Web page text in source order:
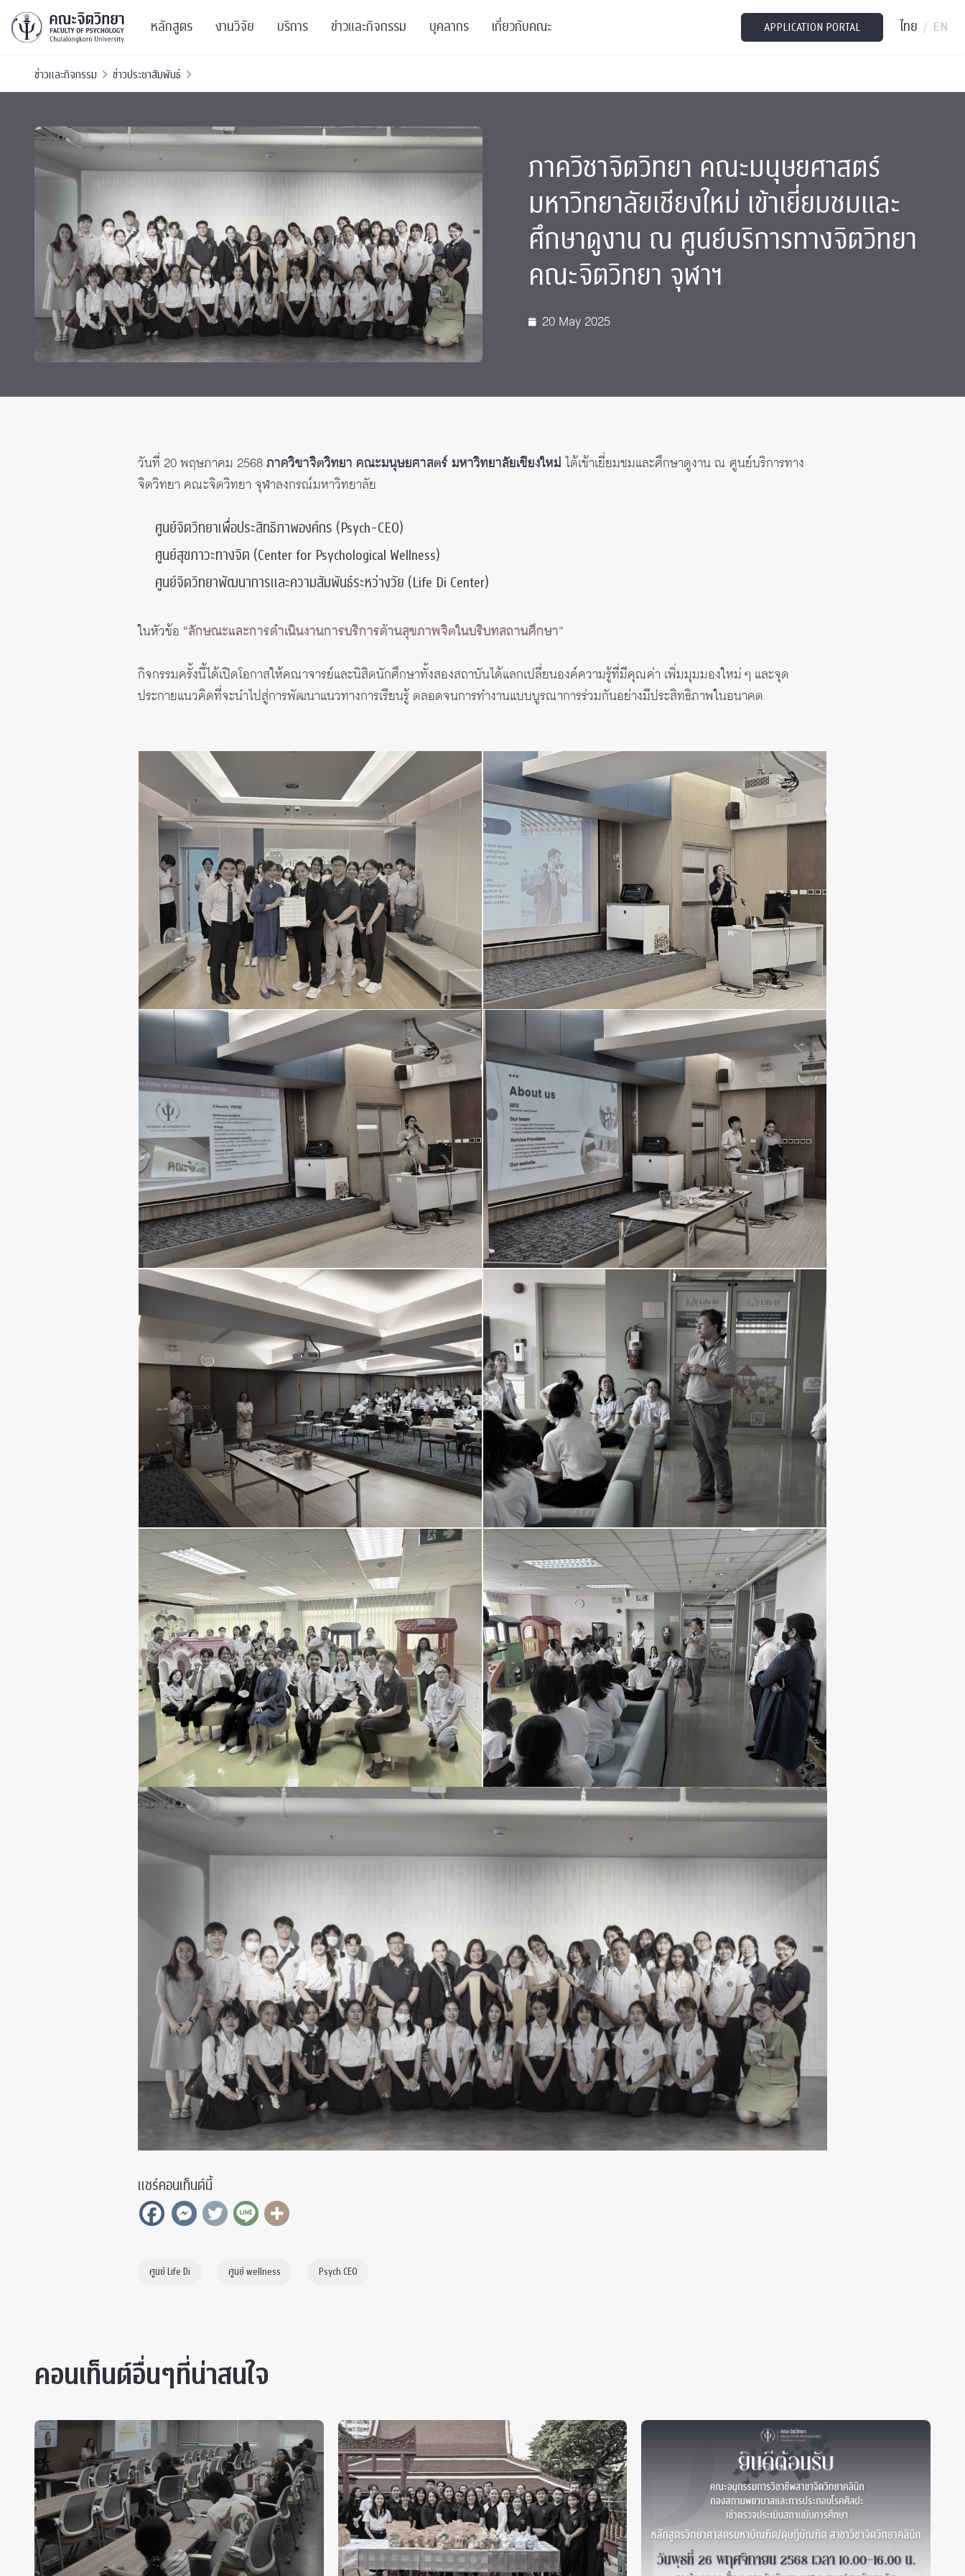
หลักสูตร
หลักสูตรปริญญาตรี
บัณฑิตศึกษา
หลักสูตรปริญญาโทและ
นิสิตปัจจุบัน
งานวิจัย
ทรัพยากรและสิ่งสนับสนุน
ผลงานตีพิมพ์
งานประชุมวิชาการระดับนานาชาติ
TICP 2023
SSBW Activities
ทุนและรางวัล
บริการ
บริการวิชาการ
PSY Stats Clinic
ศูนย์จิตวิทยาเพื่อประสิทธิภาพองค์กร
Life Di
CU Radio
ข่าวและกิจกรรม
ข่าวประชาสัมพันธ์
เสวนาและบรรยายพิเศษ
ตำแหน่งงาน
บุคลากร
เจ้าหน้าที่
นักวิจัยหลังปริญญาเอก
ผู้บริหาร
เกี่ยวกับคณะ
เชิดชูศิษย์เก่า
บริจาค
รายงานประจำปี
ติดต่อเรา
APPLICATION PORTAL ไทย / EN
ข่าวและกิจกรรม ข่าวประชาสัมพันธ์
ภาควิชาจิตวิทยา คณะมนุษยศาสตร์
มหาวิทยาลัยเชียงใหม่ เข้าเยี่ยมชมและ
ศึกษาดูงาน ณ ศูนย์บริการทางจิตวิทยา
คณะจิตวิทยา จุฬาฯ
20 May 2025
วันที่ 20 พฤษภาคม 2568ภาควิชาจิตวิทยา คณะมนุษยศาสตร์ มหาวิทยาลัยเชียงใหม่ ได้เข้าเยี่ยมชมและศึกษาดูงาน ณ ศูนย์บริการทาง
จิตวิทยา คณะจิตวิทยา จุฬาลงกรณ์มหาวิทยาลัย
ศูนย์จิตวิทยาเพื่อประสิทธิภาพองค์กร (Psych-CEO)
ศูนย์สุขภาวะทางจิต (Center for Psychological Wellness)
ศูนย์จิตวิทยาพัฒนาการและความสัมพันธ์ระหว่างวัย (Life Di Center)
ในหัวข้อ “ลักษณะและการดำเนินงานการบริการด้านสุขภาพจิตในบริบทสถานศึกษา”
กิจกรรมครั้งนี้ได้เปิดโอกาสให้คณาจารย์และนิสิตนักศึกษาทั้งสองสถาบันได้แลกเปลี่ยนองค์ความรู้ที่มีคุณค่า เพิ่มมุมมองใหม่ ๆ และจุด
ประกายแนวคิดที่จะนำไปสู่การพัฒนาแนวทางการเรียนรู้ ตลอดจนการทำงานแบบบูรณาการร่วมกันอย่างมีประสิทธิภาพในอนาคต
แชร์คอนเท็นต์นี้
ศูนย์ Life Di ศูนย์ wellness Psych CEO
คอนเท็นต์อื่นๆที่น่าสนใจ